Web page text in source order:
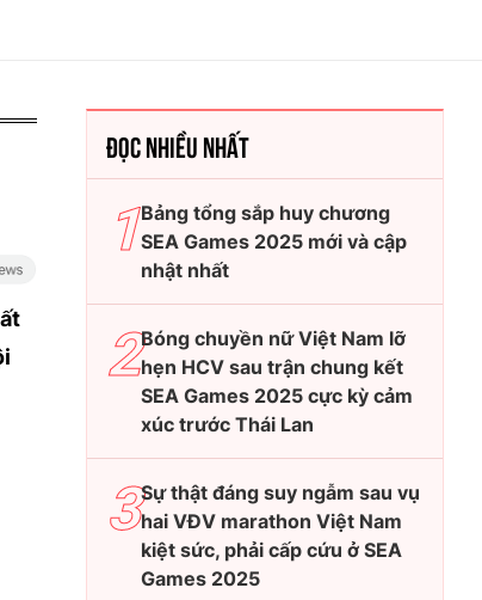
ĐỌC NHIỀU NHẤT
Bảng tổng sắp huy chương
SEA Games 2025 mới và cập
nhật nhất
Bóng chuyền nữ Việt Nam lỡ
hẹn HCV sau trận chung kết
SEA Games 2025 cực kỳ cảm
xúc trước Thái Lan
Sự thật đáng suy ngẫm sau vụ
hai VĐV marathon Việt Nam
kiệt sức, phải cấp cứu ở SEA
Games 2025